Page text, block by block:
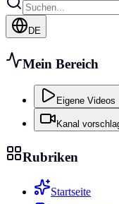
DE
Mein Bereich
Eigene Videos
Kanal
Rubriken
Startseite